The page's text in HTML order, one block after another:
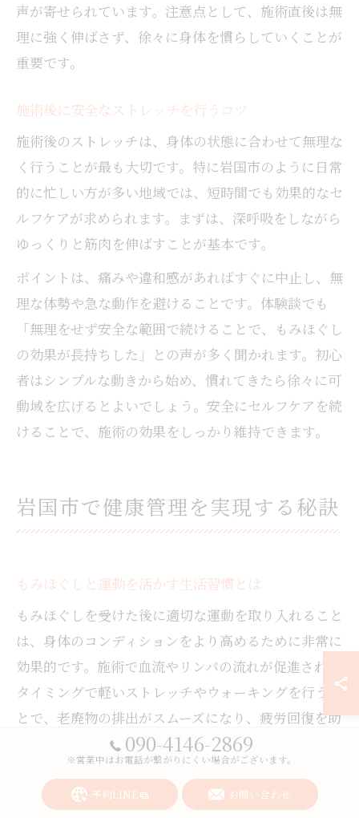
声が寄せられています。注意点として、施術直後は無
理に強く伸ばさず、徐々に身体を慣らしていくことが
重要です。
施術後に安全なストレッチを行うコツ
施術後のストレッチは、身体の状態に合わせて無理な
く行うことが最も大切です。特に岩国市のように日常
的に忙しい方が多い地域では、短時間でも効果的なセ
ルフケアが求められます。まずは、深呼吸をしながら
ゆっくりと筋肉を伸ばすことが基本です。
ポイントは、痛みや違和感があればすぐに中止し、無
理な体勢や急な動作を避けることです。体験談でも
「無理をせず安全な範囲で続けることで、もみほぐし
の効果が長持ちした」との声が多く聞かれます。初心
者はシンプルな動きから始め、慣れてきたら徐々に可
動域を広げるとよいでしょう。安全にセルフケアを続
けることで、施術の効果をしっかり維持できます。
岩国市で健康管理を実現する秘訣
もみほぐしと運動を活かす生活習慣とは
もみほぐしを受けた後に適切な運動を取り入れること
は、身体のコンディションをより高めるために非常に
効果的です。施術で血流やリンパの流れが促進された
タイミングで軽いストレッチやウォーキングを行うこ
とで、老廃物の排出がスムーズになり、疲労回復を助
特に、日常生活の中で肩こりや腰の重さを感じやすい
方は、もみほぐし後のリラックス状態を活かして、無
090-4146-2869
※営業中はお電話が繋がりにくい場合がございます。
予約LINE お問い合わせ